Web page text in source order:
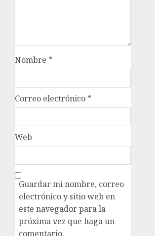
Nombre *
Correo electrónico *
Web
Guardar mi nombre, correo
electrónico y sitio web en
este navegador para la
próxima vez que haga un
comentario.